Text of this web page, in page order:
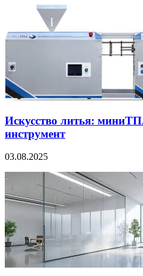
Искусство литья:
инструмент
03.08.2025